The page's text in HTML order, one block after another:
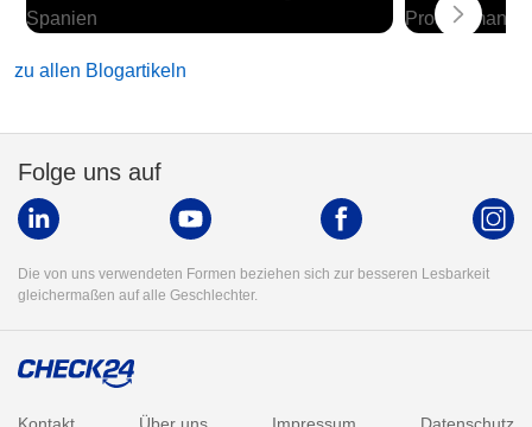
zu allen Blogartikeln
Folge uns auf
Die von uns verwendeten Formen beziehen sich zur besseren Lesbarkeit
gleichermaßen auf alle Geschlechter.